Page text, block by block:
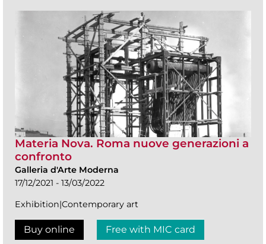
Materia Nova. Roma nuove generazioni a
confronto
Galleria d'Arte Moderna
17/12/2021 - 13/03/2022
Exhibition|Contemporary art
Buy online Free with MIC card